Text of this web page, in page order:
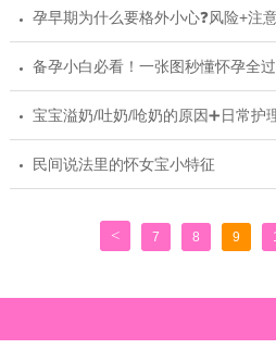
孕早期为什么要格外小心❓风险+注
备孕小白必看！一张图秒懂怀孕全
宝宝溢奶/吐奶/呛奶的原因➕日常护
民间说法里的怀女宝小特征
< 7 8 9